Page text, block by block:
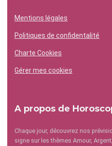
Mentions légales
Politiques de confidentalité
Charte Cookies
Gérer mes cookies
A propos de
Chaque jour, découvrez nos
signe sur les thèmes Amour,